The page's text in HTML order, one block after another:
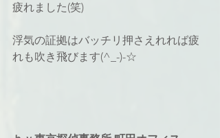
疲れました(笑)
浮気の証拠はバッチリ押さえれれば疲
れも吹き飛びます(^_-)-☆